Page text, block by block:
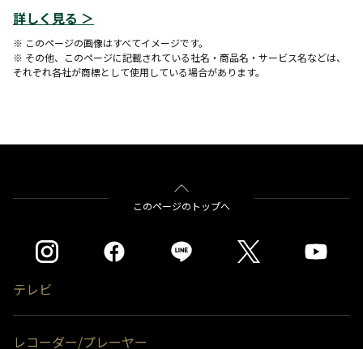
詳しく見る ＞
※ このページの画像はすべてイメージです。
※ その他、このページに記載されている社名・商品名・サービス名などは、
それぞれ各社が商標として使用している場合があります。
このページのトップへ
テレビ
レコーダー/プレーヤー